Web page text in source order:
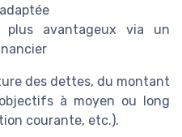
plus avantageux via un
des dettes, du montant
à moyen ou long
courante, etc.).